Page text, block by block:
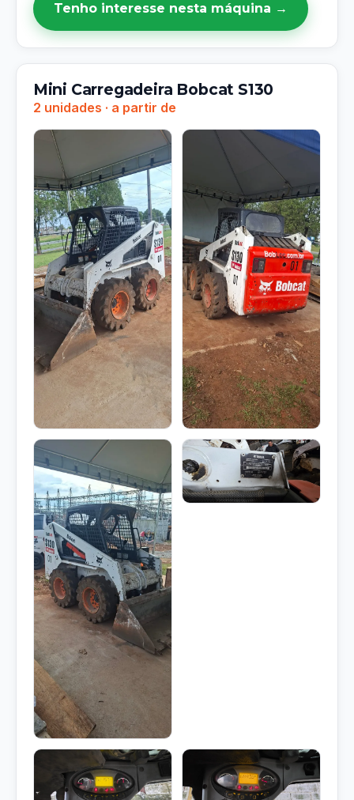
Tenho interesse nesta máquina →
Mini Carregadeira Bobcat S130
2 unidades · a partir de